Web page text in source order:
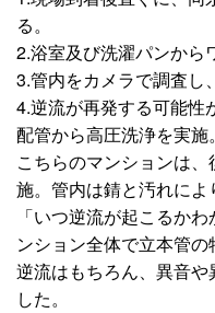
る。
2.浴室及び洗濯パンから
3.管内をカメラで調査し
4.逆流が再発する可能性
配管から高圧洗浄を実施。
こちらのマンションは
施。管内は錆と汚れによ
「いつ逆流が起こるか
ンション全体で立本管
逆流はもちろん、異音
した。